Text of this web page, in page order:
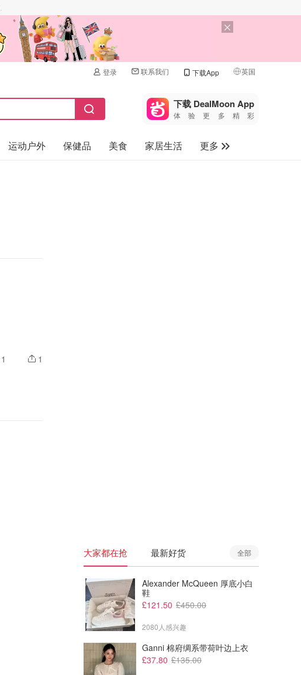
登录 联系我们 下载App 英国
🇺🇸
🇨🇳 中国
🇨🇦加拿大
下载 DealMoon App
体验更多精彩
运动户外 保健品 美食 家居生活
更多
1 1
大家都在抢 最新好货 全部
Alexander McQueen 厚底小白
鞋
£121.50 £450.00
2080人感兴趣
Ganni 棉府绸系带荷叶边上衣
£37.80 £135.00